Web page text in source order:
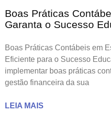
Boas Práticas
Garanta o Sucesso
Boas Práticas Contábeis em
Eficiente para o Sucesso
implementar boas práticas
gestão financeira da sua
LEIA MAIS